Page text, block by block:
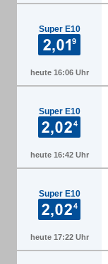
Super E10
heute 16:06 Uhr
Super E10
heute 16:42 Uhr
Super E10
heute 17:22 Uhr